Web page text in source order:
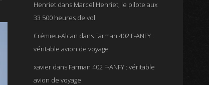
Henriet dans Marcel Henriet, le pilote aux
33 500 heures de vol
Crémieu-Alcan dans Farman 402 F-ANFY :
véritable avion de voyage
xavier dans Farman 402 F-ANFY : véritable
avion de voyage